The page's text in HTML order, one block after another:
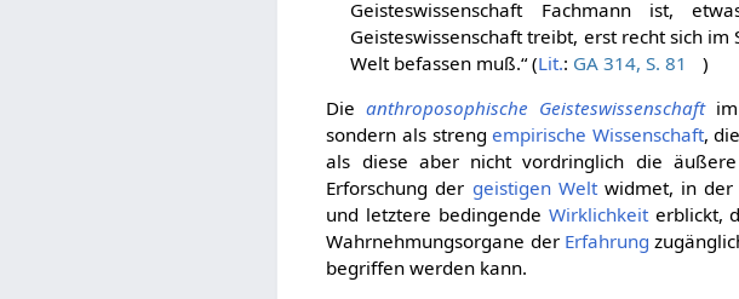
Geisteswissenschaft Fachmann ist,
Geisteswissenschaft treibt, erst recht sich
Welt befassen muß.“ (Lit.: GA 314, S. 81
)
Dieanthroposophische Geisteswissenschaftim
sondern als strengempirische Wissenschaft,
als diese aber nicht vordringlich die äußere
Erforschung der geistigen Weltwidmet, in der
und letztere bedingende Wirklichkeiterblickt,
Wahrnehmungsorgane der Erfahrung
begriffen werden kann.